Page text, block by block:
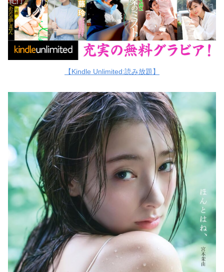
【Kindle Unlimited:読み放題】